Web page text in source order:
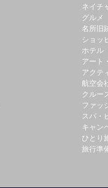
ネイチ
グルメ
名所旧
ショッ
ホテル
アート
アクテ
航空会
クルー
ファッ
スパ・
キャン
ひとり
旅行準